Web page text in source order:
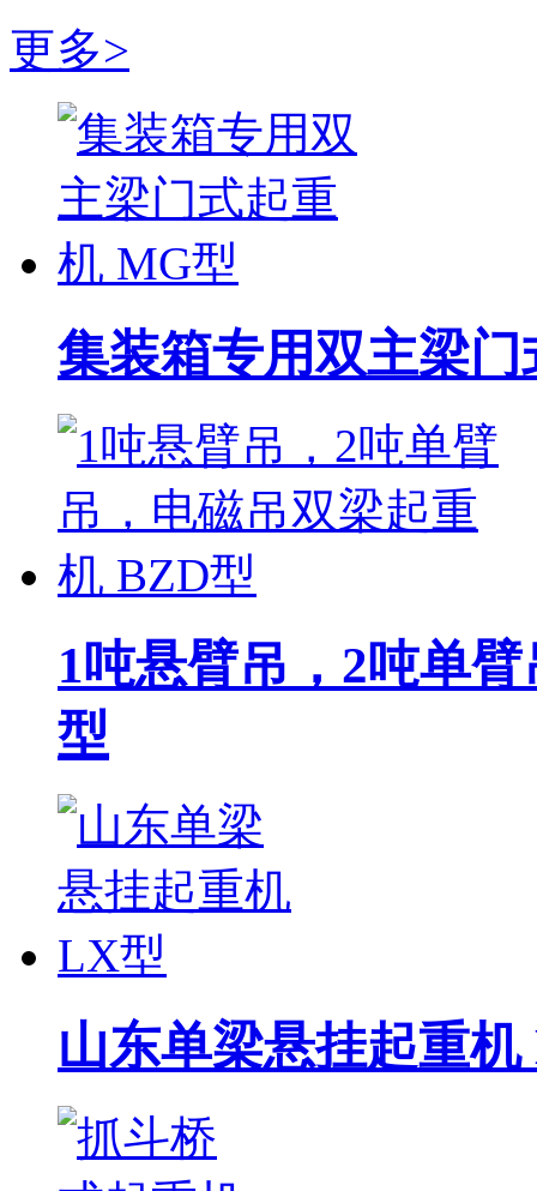
RTG轮胎式龙门起重机
中联重科集装箱正面吊运机 ZLJCRS45-5型集装箱正面吊
岸边集装箱起重机
上海鼎盛桥式抓斗卸船机
无锡新川:电动轮胎式起重机
安徽合力H2000系列CPCD70-W3型7吨柴油叉车
超低移动电动升降平台车
德国(MAFO)集装箱堆高机
意大利faraone12.1米单桅杆升降平台
丰田2.5吨内燃柴油牵引车 02-2TD25
东莞市中原电瓶车式液压升降平台
更多>
集装箱专用双主梁
1吨悬臂吊，2吨单
型
山东单梁悬挂起重